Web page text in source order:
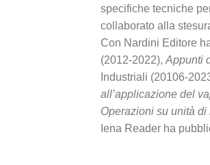
specifiche tecniche
collaborato alla
Con Nardini Editore
(2012-2022), Appunti
Industriali (20106-
all’applicazione del
Operazioni su unità di
Iena Reader ha